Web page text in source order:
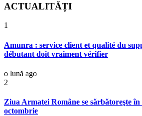
ACTUALITĂȚI
1
Amunra : service client et qualité du
débutant doit vraiment vérifier
o lună ago
2
Ziua Armatei Române se sărbătoreşte în
octombrie